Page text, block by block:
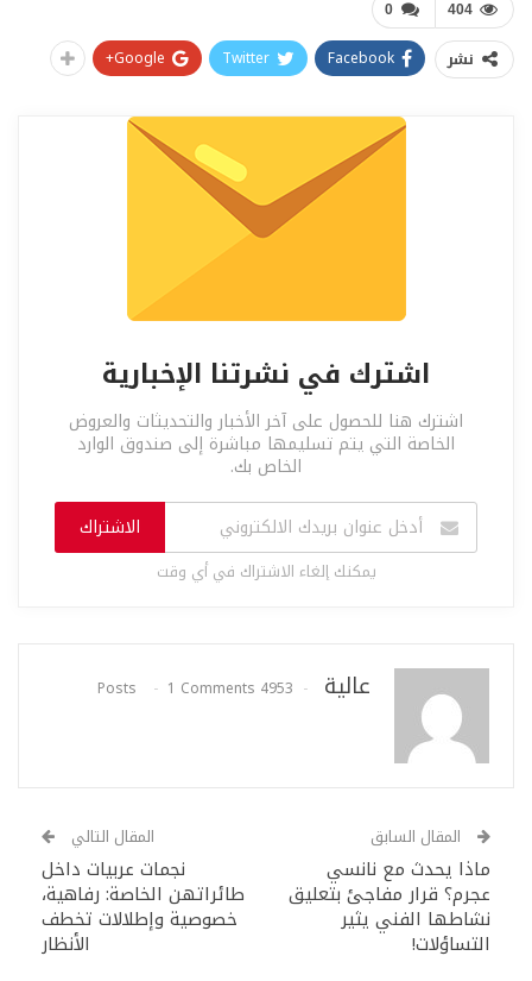
0 404
نشر Facebook
Twitter
Google+
اشترك في نشرتنا الإخبارية
اشترك هنا للحصول على آخر الأخبار والتحديثات والعروض
الخاصة التي يتم تسليمها مباشرة إلى صندوق الوارد
الخاص بك.
الاشتراك
يمكنك إلغاء الاشتراك في أي وقت
عالية 4953 Posts
1 Comments
المقال السابق
ماذا يحدث مع نانسي
عجرم؟ قرار مفاجئ بتعليق
نشاطها الفني يثير
التساؤلات!
المقال التالي
نجمات عربيات داخل
طائراتهن الخاصة: رفاهية،
خصوصية وإطلالات تخطف
الأنظار